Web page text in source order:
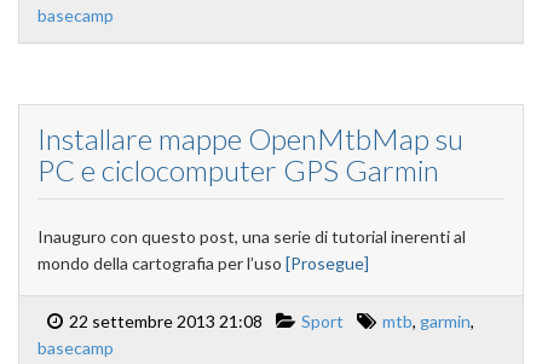
basecamp
Installare mappe OpenMtbMap su
PC e ciclocomputer GPS Garmin
Inauguro con questo post, una serie di tutorial inerenti al
mondo della cartografia per l’uso [Prosegue]
22 settembre 2013 21:08 Sport mtb, garmin,
basecamp